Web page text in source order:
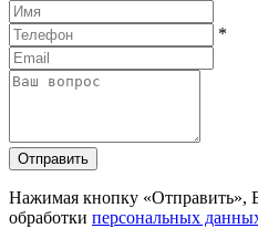
*
Отправить
Нажимая кнопку «Отправить»,
обработки персональных